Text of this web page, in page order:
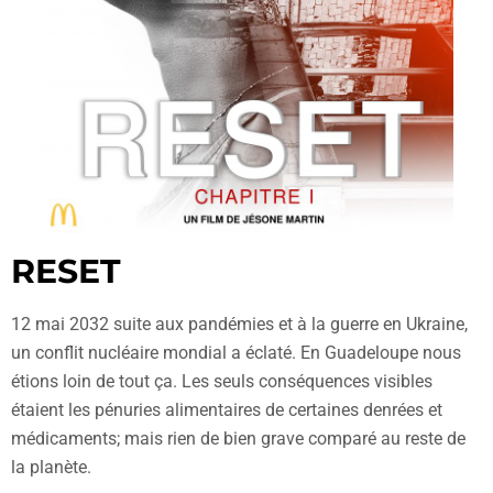
RESET
12 mai 2032 suite aux pandémies et à la guerre en Ukraine,
un conflit nucléaire mondial a éclaté. En Guadeloupe nous
étions loin de tout ça. Les seuls conséquences visibles
étaient les pénuries alimentaires de certaines denrées et
médicaments; mais rien de bien grave comparé au reste de
la planète.